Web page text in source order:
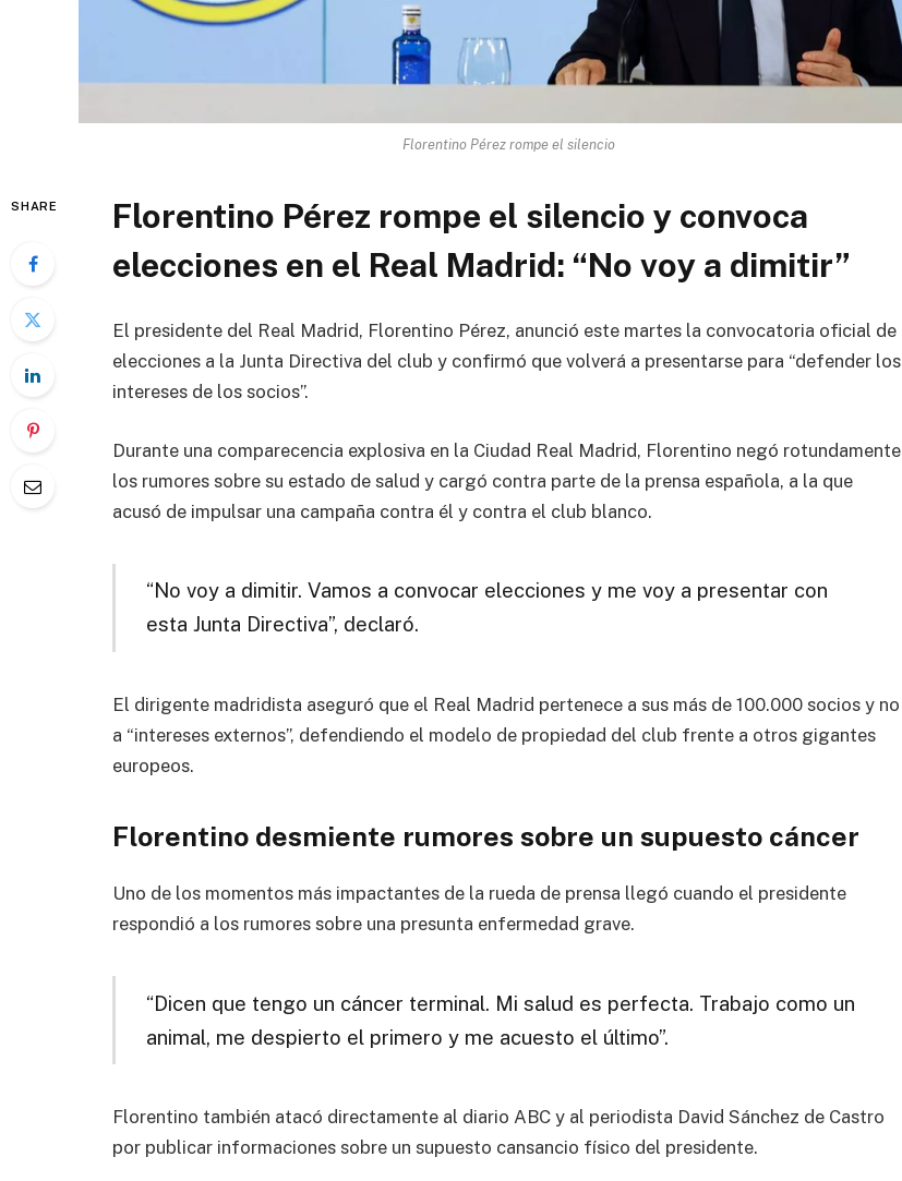
Florentino Pérez rompe el silencio
SHARE
Florentino Pérez rompe el silencio y convoca
elecciones en el Real Madrid: “No voy a dimitir”
El presidente del Real Madrid, Florentino Pérez, anunció este martes la convocatoria oficial de
elecciones a la Junta Directiva del club y confirmó que volverá a presentarse para “defender los
intereses de los socios”.
Durante una comparecencia explosiva en la Ciudad Real Madrid, Florentino negó rotundamente
los rumores sobre su estado de salud y cargó contra parte de la prensa española, a la que
acusó de impulsar una campaña contra él y contra el club blanco.
“No voy a dimitir. Vamos a convocar elecciones y me voy a presentar con
esta Junta Directiva”, declaró.
El dirigente madridista aseguró que el Real Madrid pertenece a sus más de 100.000 socios y no
a “intereses externos”, defendiendo el modelo de propiedad del club frente a otros gigantes
europeos.
Florentino desmiente rumores sobre un supuesto cáncer
Uno de los momentos más impactantes de la rueda de prensa llegó cuando el presidente
respondió a los rumores sobre una presunta enfermedad grave.
“Dicen que tengo un cáncer terminal. Mi salud es perfecta. Trabajo como un
animal, me despierto el primero y me acuesto el último”.
Florentino también atacó directamente al diario ABC y al periodista David Sánchez de Castro
por publicar informaciones sobre un supuesto cansancio físico del presidente.